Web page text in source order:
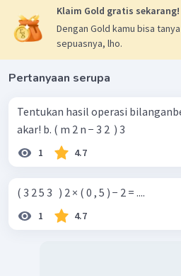
Klaim Gold gratis sekarang!
Dengan Gold kamu bisa
sepuasnya, lho.
Pertanyaan serupa
Tentukan hasil operasi
akar! b. ( m 2 n − 3 2 ​ ) 3
1 4.7
( 3 2 5 3 ​ ​ ) 2 × ( 0 , 5 ) − 2 = ....
1 4.7